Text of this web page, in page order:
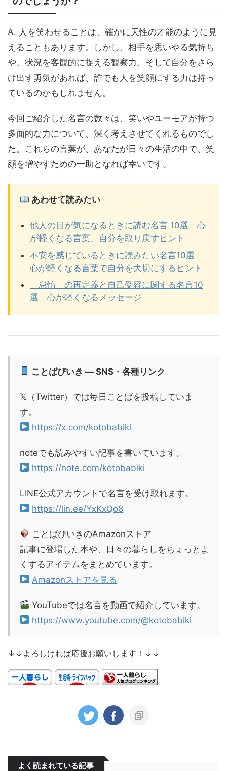
A. 人を笑わせることは、確かに天性の才能のように見
えることもあります。しかし、相手を思いやる気持ち
や、状況を客観的に捉える観察力、そして自分をさら
け出す勇気があれば、誰でも人を笑顔にする力は持っ
ているのかもしれません。
今回ご紹介した名言の数々は、笑いやユーモアが持つ
多面的な力について、深く考えさせてくれるものでし
た。これらの言葉が、あなたが日々の生活の中で、笑
顔を増やすための一助となれば幸いです。
あわせて読みたい
他人の目が気になるときに読む名言 10選｜心
が軽くなる言葉、自分を取り戻すヒント
不安を感じているときに読みたい名言10選｜
心が軽くなる言葉で自分を大切にするヒント
「怠惰」の再定義と自己受容に関する名言10
選｜心が軽くなるメッセージ
ことばびいき — SNS・各種リンク
𝕏（Twitter）では毎日ことばを投稿していま
す。
https://x.com/kotobabiki
noteでも読みやすい記事を書いています。
https://note.com/kotobabiki
LINE公式アカウントで名言を受け取れます。
https://lin.ee/YxKxQo8
ことばびいきのAmazonストア
記事に登場した本や、日々の暮らしをちょっとよ
くするアイテムをまとめています。
Amazonストアを見る
YouTubeでは名言を動画で紹介しています。
https://www.youtube.com/@kotobabiki
↓↓よろしければ応援お願いします！↓↓
よく読まれている記事